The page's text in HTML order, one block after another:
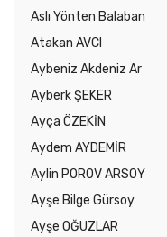
Aslı Yönten Balaban
Atakan AVCI
Aybeniz Akdeniz Ar
Ayberk ŞEKER
Ayça ÖZEKİN
Aydem AYDEMİR
Aylin POROV ARSOY
Ayşe Bilge Gürsoy
Ayşe OĞUZLAR